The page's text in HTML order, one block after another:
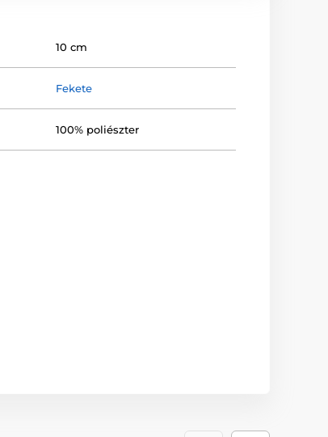
10 cm
Fekete
100% poliészter